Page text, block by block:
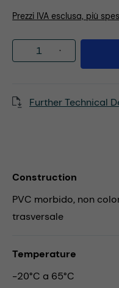
Prezzi IVA esclusa, più
Product
Further Technical
Construction
PVC morbido, non
trasversale
Temperature
-20°C a 65°C